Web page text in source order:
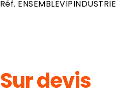
Réf.
Sur devis